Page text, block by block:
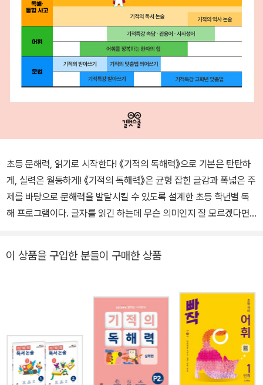
초등 문해력, 읽기로 시작한다! 《기적의 독해력》으로 기본은 탄탄하
게, 실력은 월등하게! 《기적의 독해력》은 균형 잡힌 글감과 폭넓은 주
제를 바탕으로 문해력을 발달시킬 수 있도록 설계한 초등 학년별 독
해 프로그램이다. 글자를 읽긴 하는데 무슨 의미인지 잘 모르겠다면,
로 읽어야만 내용을 잘 이해할 수 있고, 그 후 비로소 다양한 문제를
4쪽, 3단계 독해 훈련으로 문해력의 기본기를 쌓고, 핵심을 파고드는
실전 문제로 실력을 키우는 방법을 제시한다. [기본편]은 ‘비법-적용-
정리’로 이어지는 3단계 독해 훈련 기본서이다. 글의 종류를 4가지
(이야기/시/정보가 담긴 글/의견이 담긴 글)로 나누어 학년별 16가지
독해 비법을 전수한다. 아이는 글을 읽는 방법과 필수 유형 문제의 해
결법을 습득하여 실제 독해와 풀이에서 수월하게 활용할 수 있다. 예
이 상품을 구입한 분들이 구매한 상품